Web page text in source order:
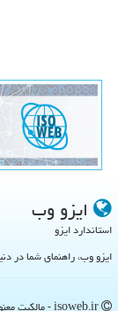
ایزو وب
استاندارد ایزو
ایزو وب، راهنمای شما در